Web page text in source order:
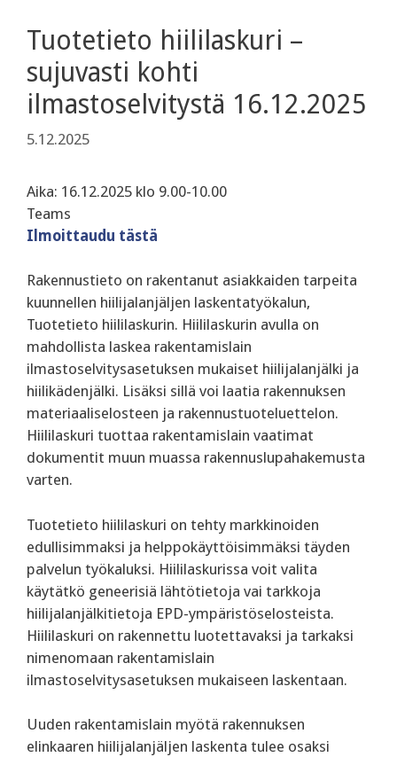
Tuotetieto hiililaskuri –
sujuvasti kohti
ilmastoselvitystä 16.12.2025
5.12.2025
Aika: 16.12.2025 klo 9.00-10.00
Teams
Ilmoittaudu tästä
Rakennustieto on rakentanut asiakkaiden tarpeita
kuunnellen hiilijalanjäljen laskentatyökalun,
Tuotetieto hiililaskurin. Hiililaskurin avulla on
mahdollista laskea rakentamislain
ilmastoselvitysasetuksen mukaiset hiilijalanjälki ja
hiilikädenjälki. Lisäksi sillä voi laatia rakennuksen
materiaaliselosteen ja rakennustuoteluettelon.
Hiililaskuri tuottaa rakentamislain vaatimat
dokumentit muun muassa rakennuslupahakemusta
varten.
‍Tuotetieto hiililaskuri on tehty markkinoiden
edullisimmaksi ja helppokäyttöisimmäksi täyden
palvelun työkaluksi. Hiililaskurissa voit valita
käytätkö geneerisiä lähtötietoja vai tarkkoja
hiilijalanjälkitietoja EPD-ympäristöselosteista.
Hiililaskuri on rakennettu luotettavaksi ja tarkaksi
nimenomaan rakentamislain
ilmastoselvitysasetuksen mukaiseen laskentaan.
‍Uuden rakentamislain myötä rakennuksen
elinkaaren hiilijalanjäljen laskenta tulee osaksi